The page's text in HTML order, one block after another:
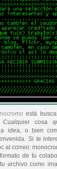
está
Cualquier cosa
idea, o bien
Si te
al correo:
de tu
archivo como